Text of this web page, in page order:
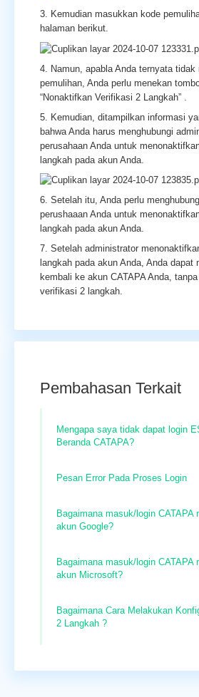
3. Kemudian masukkan kode
halaman berikut.
4. Namun, apabla Anda ternyata tidak
pemulihan, Anda perlu menekan
“Nonaktifkan Verifikasi 2 Langkah” .
5. Kemudian, ditampilkan informasi
bahwa Anda harus menghubungi
perusahaan Anda untuk
langkah pada akun Anda.
6. Setelah itu, Anda perlu
perushaaan Anda untuk
langkah pada akun Anda.
7. Setelah administrator
langkah pada akun Anda, Anda dapat
kembali ke akun CATAPA Anda,
verifikasi 2 langkah.
Pembahasan Terkait
Mengapa saya tidak dapat login
Beranda CATAPA?
Pesan Error Pada Proses Login
Bagaimana masuk/login CATAPA
akun Google?
Bagaimana masuk/login CATAPA
akun Microsoft?
Bagaimana Cara Melakukan
2 Langkah ?